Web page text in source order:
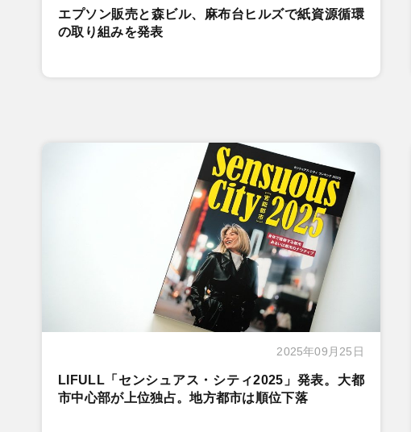
エプソン販売と森ビル、麻布台ヒルズで紙資源循環
の取り組みを発表
2025年09月25日
LIFULL「センシュアス・シティ2025」発表。大都
市中心部が上位独占。地方都市は順位下落